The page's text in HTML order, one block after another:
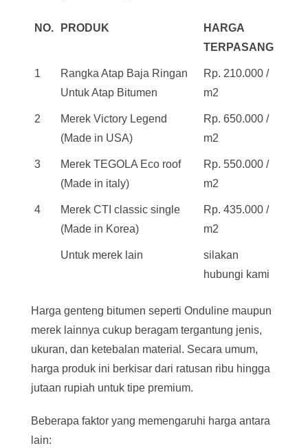
NO. PRODUK
HARGA
TERPASANG
1
Rangka Atap Baja Ringan
Untuk Atap Bitumen
Rp. 210.000 /
m2
2
Merek Victory Legend
(Made in USA)
Rp. 650.000 /
m2
3
Merek TEGOLA Eco roof
(Made in italy)
Rp. 550.000 /
m2
4
Merek CTI classic single
(Made in Korea)
Rp. 435.000 /
m2
Untuk merek lain
silakan
hubungi kami
Harga genteng bitumen seperti Onduline maupun
merek lainnya cukup beragam tergantung jenis,
ukuran, dan ketebalan material. Secara umum,
harga produk ini berkisar dari ratusan ribu hingga
jutaan rupiah untuk tipe premium.
Beberapa faktor yang memengaruhi harga antara
lain: